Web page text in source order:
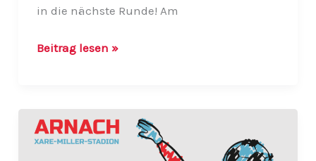
in die nächste Runde! Am
Beachvolleyball-
05.07.2026
Beitrag lesen »